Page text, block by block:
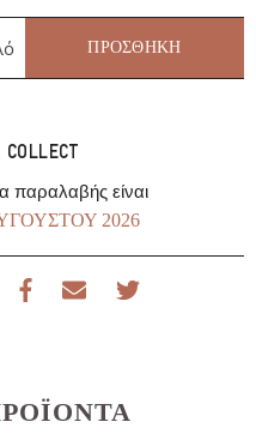
ΠΡΟΣΘΉΚΗ
παραλαβής είναι
2026